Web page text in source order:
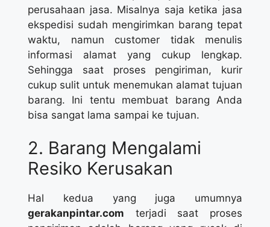
perusahaan jasa. Misalnya saja ketika jasa
ekspedisi sudah mengirimkan barang tepat
waktu, namun customer tidak menulis
informasi alamat yang cukup lengkap.
Sehingga saat proses pengiriman, kurir
cukup sulit untuk menemukan alamat tujuan
barang. Ini tentu membuat barang Anda
bisa sangat lama sampai ke tujuan.
2. Barang Mengalami
Resiko Kerusakan
Hal kedua yang juga umumnya
gerakanpintar.com terjadi saat proses